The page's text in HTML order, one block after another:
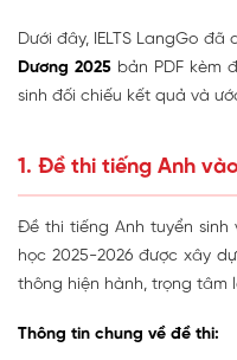
Dưới đây, IELTS LangGo
Dương 2025 bản PDF kèm
sinh đối chiếu kết quả và
1. Đề thi tiếng Anh
Đề thi tiếng Anh tuyển sinh
học 2025-2026 được xây
thông hiện hành, trọng tâm
Thông tin chung về đề thi: